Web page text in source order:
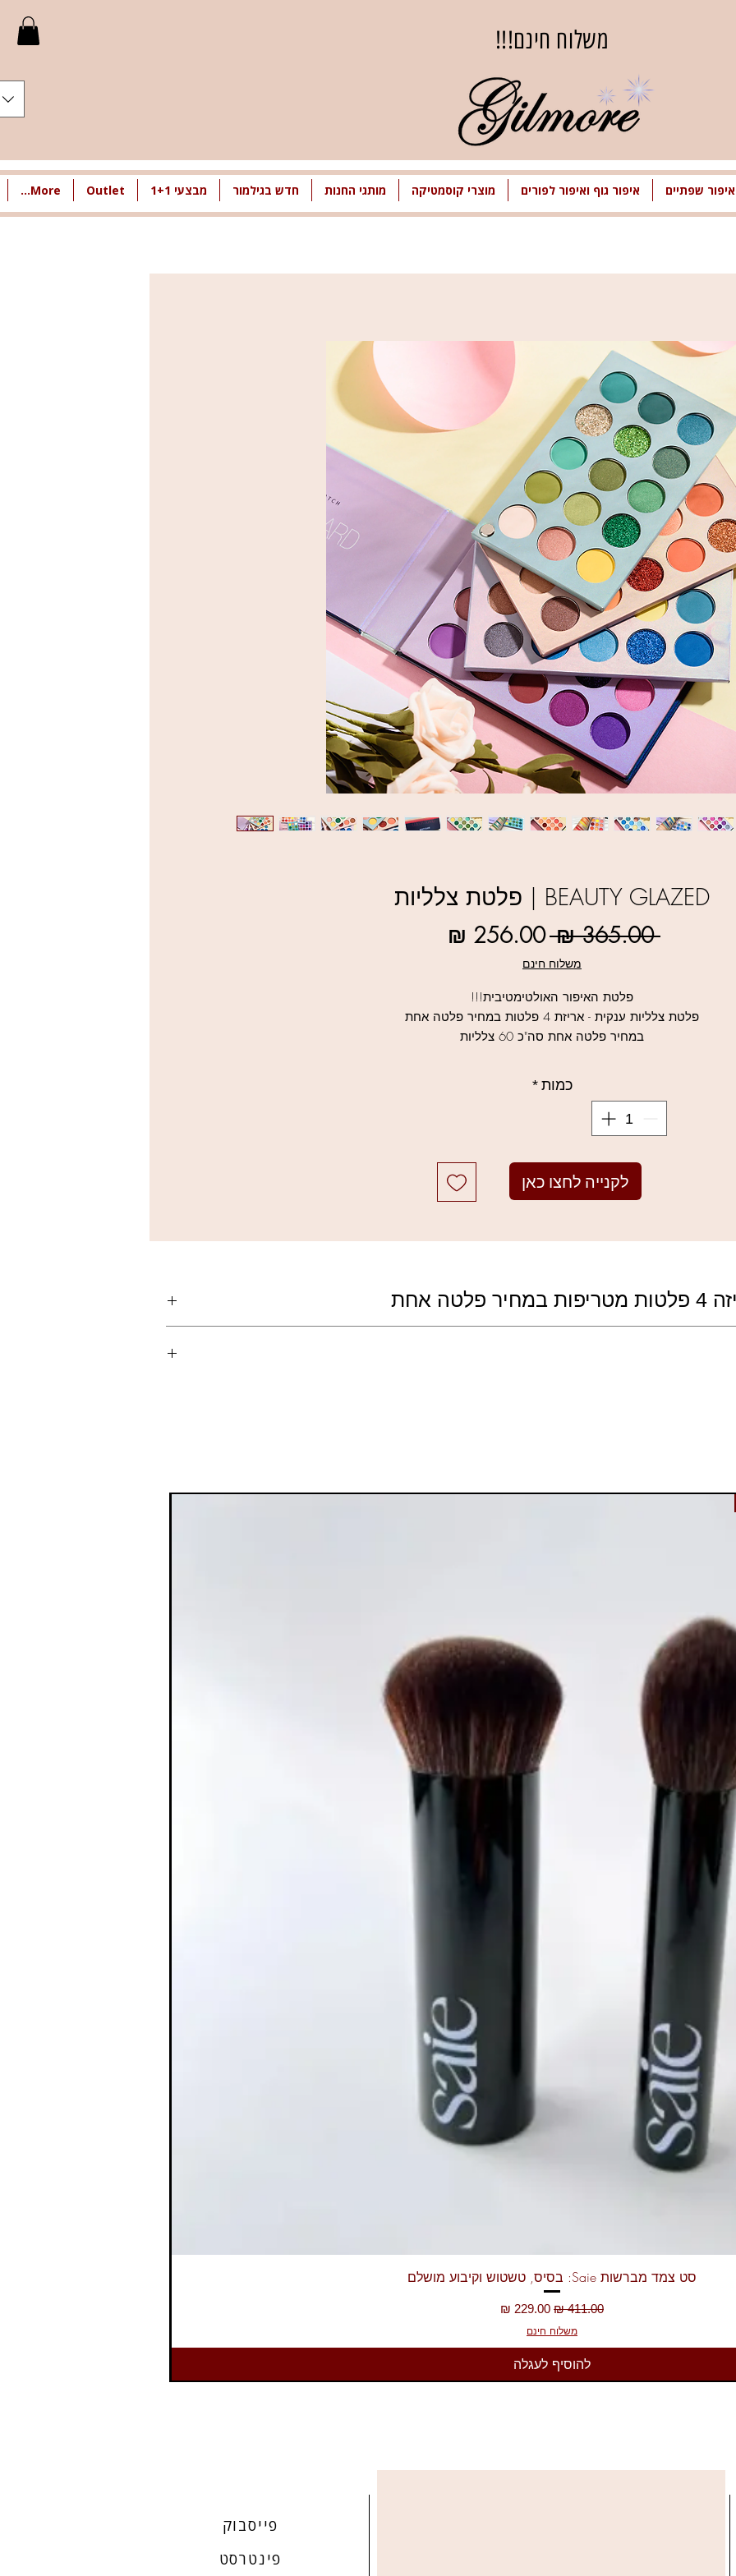
משלוח חינם!!!
איפור שפתיים איפור גוף ואיפור לפורים מוצרי קוסמטיקה מותגי החנות חדש בגילמור מבצעי 1+1 Outlet
More...
BEAUTY GLAZED | פלטת צלליות
‏365.00 ‏₪
מחיר
רגיל
משלוח חינם
פלטת האיפור האולטימטיבית!!!
פלטת צלליות ענקית - אריזת 4 פלטות במחיר פלטה אחת
במחיר פלטה אחת סה"כ 60 צלליות
מבחר של מאטים עמידים ועם פיגמנט עשיר ושימרים בולטים, כולם עם
גוונים שונים כמו גווני אדמה וטרה קוטה ,גווני סגול וסגול מאובק, לבנדר
וסיגליות ; גווני זית, אורן וזהב זוהרים;
מאפשרים לך ליצור אינסוף מראות, מראה קלאסי וגם שובב, איפור לבר או
מסיבה, איפור במה ועוד...
כמות *
לקנייה לחצו כאן
וגם שובב, איפור לבר או מסיבה, איפור במה ועוד...
תצוגה מהירה סט צמד מברשות Saie: בסיס, טשטוש וקיבוע מושלם
מחיר רגיל מחיר מבצע
משלוח חינם
להוסיף לעגלה
פייסבוק
פינטרסט